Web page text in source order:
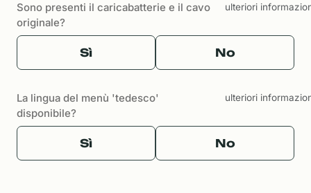
Sono presenti il caricabatterie e il cavo
originale?
ulteriori
Sì No
La lingua del menù 'tedesco'
disponibile?
ulteriori
Sì No